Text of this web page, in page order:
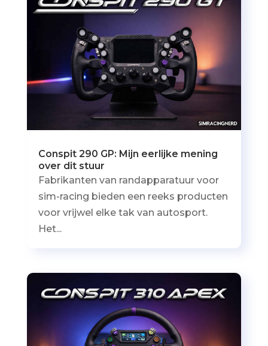
Conspit 290 GP: Mijn eerlijke mening
over dit stuur
Fabrikanten van randapparatuur voor
sim-racing bieden een reeks producten
voor vrijwel elke tak van autosport.
Het...